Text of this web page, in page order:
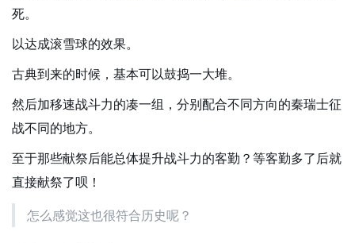
死。
以达成滚雪球的效果。
古典到来的时候，基本可以鼓捣一大堆。
然后加移速战斗力的凑一组，分别配合不同方向的秦瑞士征
战不同的地方。
至于那些献祭后能总体提升战斗力的客勤？等客勤多了后就
直接献祭了呗！
怎么感觉这也很符合历史呢？